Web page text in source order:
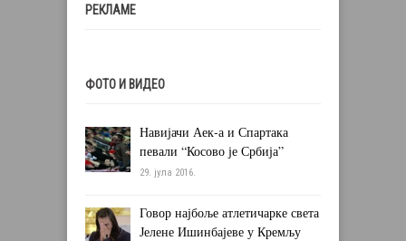
РЕКЛАМЕ
ФОТО И ВИДЕО
Навијачи Аек-а и Спартака
певали “Косово је Србија”
29. јула 2016.
Говор најбоље атлетичарке света
Јелене Ишинбајеве у Кремљу